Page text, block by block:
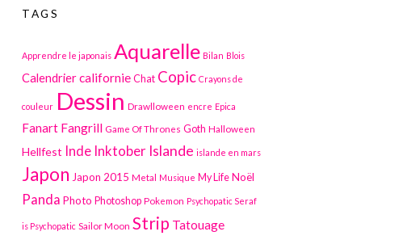
TAGS
Apprendre le japonais Aquarelle Bilan Blois
Calendriercalifornie Chat Copic Crayons de
couleur Dessin Drawlloween encre Epica
Fanart Fangrill Game Of Thrones Goth Halloween
Hellfest Inde Inktober Islande islande en mars
Japon Japon 2015 Metal Musique My Life Noël
Panda Photo Photoshop Pokemon Psychopatic Seraf
is Psychopatic Sailor Moon Strip Tatouage